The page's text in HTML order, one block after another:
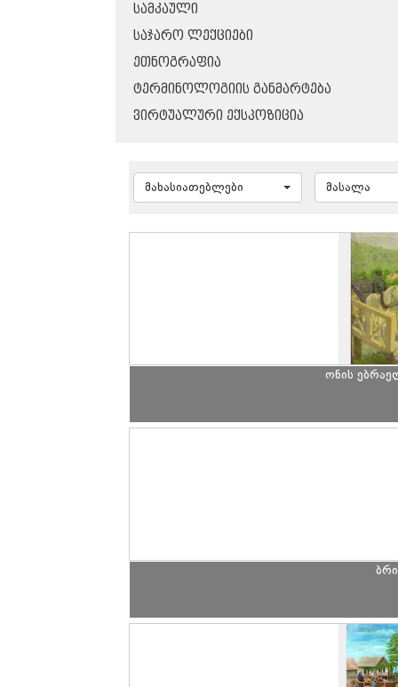
ᲡᲐᲛᲙᲐᲣᲚᲘ
ᲡᲐᲯᲐᲠᲝ ᲚᲔᲥᲪᲘᲔᲑᲘ
ᲔᲗᲜᲝᲒᲠᲐᲤᲘᲐ
ᲢᲔᲠᲛᲘᲜᲝᲚᲝᲒᲘᲘᲡ ᲒᲐᲜᲛᲐᲠᲢᲔᲑᲐ
ᲕᲘᲠᲢᲣᲐᲚᲣᲠᲘ ᲔᲥᲡᲞᲝᲖᲘᲪᲘᲐ
მახასიათებლები მასალა
ონის